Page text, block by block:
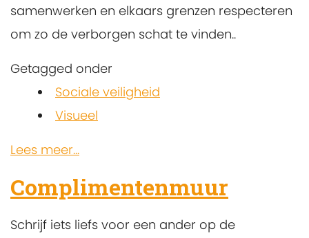
samenwerken en elkaars grenzen respecteren
om zo de verborgen schat te vinden..
Getagged onder
Sociale veiligheid
Visueel
Lees meer...
Complimentenmuur
Schrijf iets liefs voor een ander op de